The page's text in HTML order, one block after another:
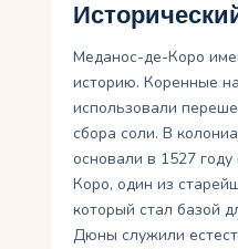
Меданос-де-Коро
историю. Коренные
использовали
сбора соли. В
основали в 1527
Коро, один из
который стал базой
Дюны служили